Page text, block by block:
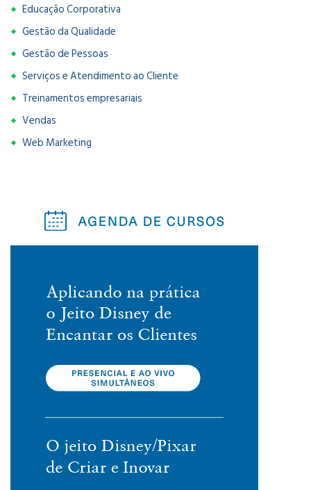
Educação Corporativa
Gestão da Qualidade
Gestão de Pessoas
Serviços e Atendimento ao Cliente
Treinamentos empresariais
Vendas
Web Marketing